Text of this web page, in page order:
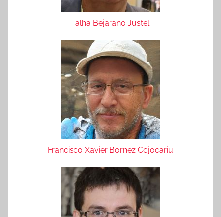
Talha Bejarano Justel
Francisco Xavier Bornez Cojocariu